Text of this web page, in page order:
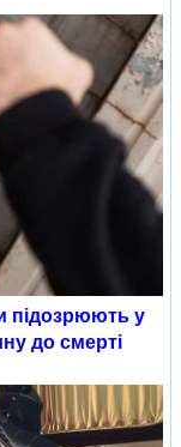
підозрюють у
до смерті